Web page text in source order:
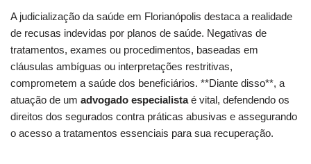
A judicialização da saúde em Florianópolis destaca a realidade
de recusas indevidas por planos de saúde. Negativas de
tratamentos, exames ou procedimentos, baseadas em
cláusulas ambíguas ou interpretações restritivas,
comprometem a saúde dos beneficiários. **Diante disso**, a
atuação de um advogado especialistaé vital, defendendo os
direitos dos segurados contra práticas abusivas e assegurando
o acesso a tratamentos essenciais para sua recuperação.